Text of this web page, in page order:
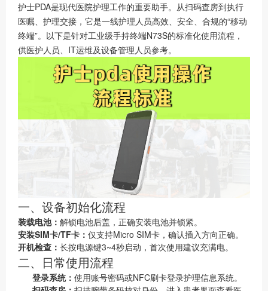
护士PDA是现代医院护理工作的重要助手。从扫码查房到执行
医嘱、护理交接，它是一线护理人员高效、安全、合规的“移动
终端”。以下是针对工业级手持终端N73S的标准化使用流程，
供医护人员、IT运维及设备管理人员参考。
一、设备初始化流程
装载电池： 解锁电池后盖，正确安装电池并锁紧。
安装SIM卡/TF卡： 仅支持Micro SIM卡，确认插入方向正确。
开机检查： 长按电源键3~4秒启动，首次使用建议充满电。
二、日常使用流程
登录系统： 使用账号密码或NFC刷卡登录护理信息系统。